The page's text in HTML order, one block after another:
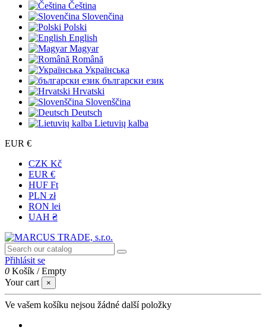
Čeština
Slovenčina
Polski
English
Magyar
Română
Українська
български език
Hrvatski
Slovenščina
Deutsch
Lietuvių kalba
EUR €
CZK Kč
EUR €
HUF Ft
PLN zł
RON lei
UAH ₴
Přihlásit se
0 Košík /Empty
Your cart
×
Ve vašem košíku nejsou žádné další položky